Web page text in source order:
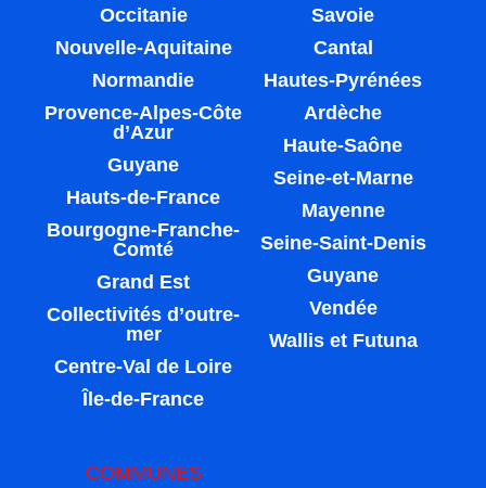
Occitanie
Nouvelle-Aquitaine
Normandie
Provence-Alpes-Côte
d’Azur
Guyane
Hauts-de-France
Bourgogne-Franche-
Comté
Grand Est
Collectivités d’outre-
mer
Centre-Val de Loire
Île-de-France
Savoie
Cantal
Hautes-Pyrénées
Ardèche
Haute-Saône
Seine-et-Marne
Mayenne
Seine-Saint-Denis
Guyane
Vendée
Wallis et Futuna
COMMUNES